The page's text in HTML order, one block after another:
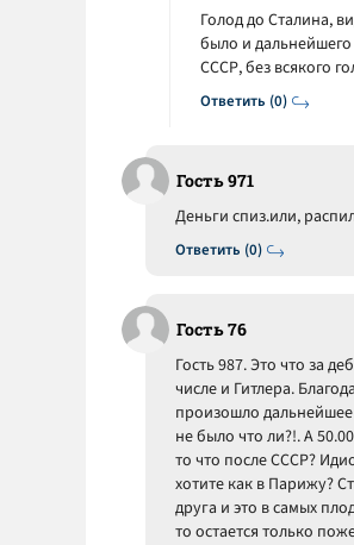
Ответить (0)
Голод до Сталина,
было и дальнейшего
СССР, без всякого
Гость 971
Ответить (0)
Деньги спиз.или,
Гость 76
Гость 987. Это что за
числе и Гитлера.
произошло дальнейшее
не было что ли?!. А
то что после СССР?
хотите как в Парижу?
друга и это в самых
то остается только